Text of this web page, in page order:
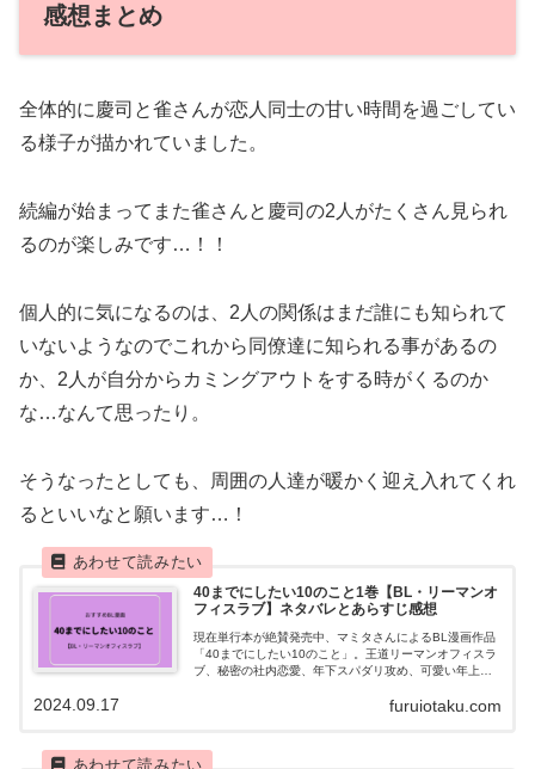
感想まとめ
全体的に慶司と雀さんが恋人同士の甘い時間を過ごしてい
る様子が描かれていました。
続編が始まってまた雀さんと慶司の2人がたくさん見られ
るのが楽しみです…！！
個人的に気になるのは、2人の関係はまだ誰にも知られて
いないようなのでこれから同僚達に知られる事があるの
か、2人が自分からカミングアウトをする時がくるのか
な…なんて思ったり。
そうなったとしても、周囲の人達が暖かく迎え入れてくれ
るといいなと願います…！
40までにしたい10のこと1巻【BL・リーマンオ
フィスラブ】ネタバレとあらすじ感想
現在単行本が絶賛発売中、マミタさんによるBL漫画作品
「40までにしたい10のこと」。王道リーマンオフィスラ
ブ、秘密の社内恋愛、年下スパダリ攻め、可愛い年上受
冊をご紹介します！！おすすめポイ...furuiotaku.com
2024.09.17